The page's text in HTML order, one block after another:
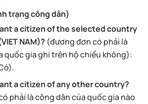
trạng công dân)
a citizen of the selected country
NAM)? (đương đơn có phải là
quốc gia ghi trên hộ chiếu không):
a citizen of any other country?
phải là công dân của quốc gia nào